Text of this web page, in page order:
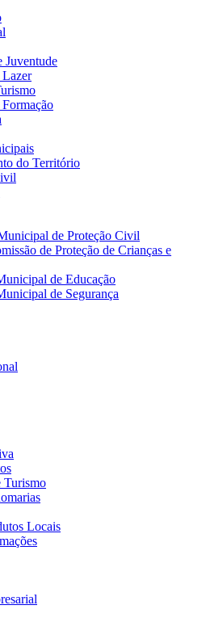
Juventude
Lazer
do Território
de Proteção Civil
de Proteção de Crianças e
de Educação
de Segurança
Turismo
Locais